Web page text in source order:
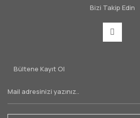
Bizi Takip Edin
Bültene Kayıt Ol